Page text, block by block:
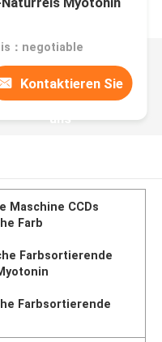
：negotiable
Kontaktieren Sie
uns
Maschine CCDs
Farb
Farbsortierende
Farbsortierende